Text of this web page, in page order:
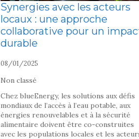
Synergies avec les acteurs
locaux : une approche
collaborative pour un
durable
08/01/2025
Non classé
Chez blueEnergy, les solutions aux défis
mondiaux de l’accès à l’eau potable, aux
énergies renouvelables et à la sécurité
alimentaire doivent être co-construites
avec les populations locales et les